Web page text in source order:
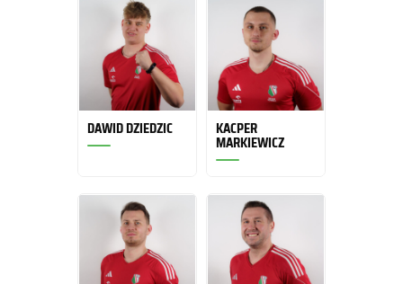
DAWID DZIEDZIC KACPER
MARKIEWICZ